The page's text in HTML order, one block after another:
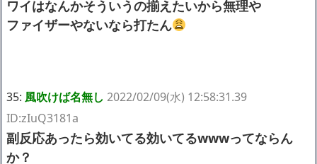
ワイはなんかそういうの揃えたいから無理や
ファイザーやないなら打たん
35: 風吹けば名無し 2022/02/09(水) 12:58:31.39
ID:zIuQ3181a
副反応あったら効いてる効いてるwwwってならん
か？